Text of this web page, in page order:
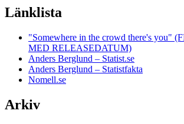
Länklista
"Somewhere in the crowd there's you"
MED RELEASEDATUM)
Anders Berglund – Statist.se
Anders Berglund – Statistfakta
Nomell.se
Arkiv